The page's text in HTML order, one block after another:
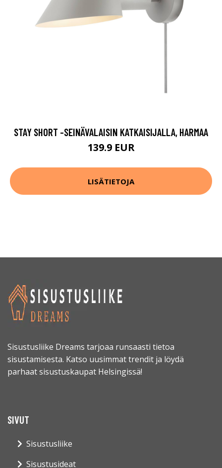
STAY SHORT -SEINÄVALAISIN KATKAISIJALLA, HARMAA
139.9 EUR
LISÄTIETOJA
Sisustusliike Dreams tarjoaa runsaasti tietoa
sisustamisesta. Katso uusimmat trendit ja löydä
parhaat sisustuskaupat Helsingissä!
SIVUT
Sisustusliike
Sisustusideat